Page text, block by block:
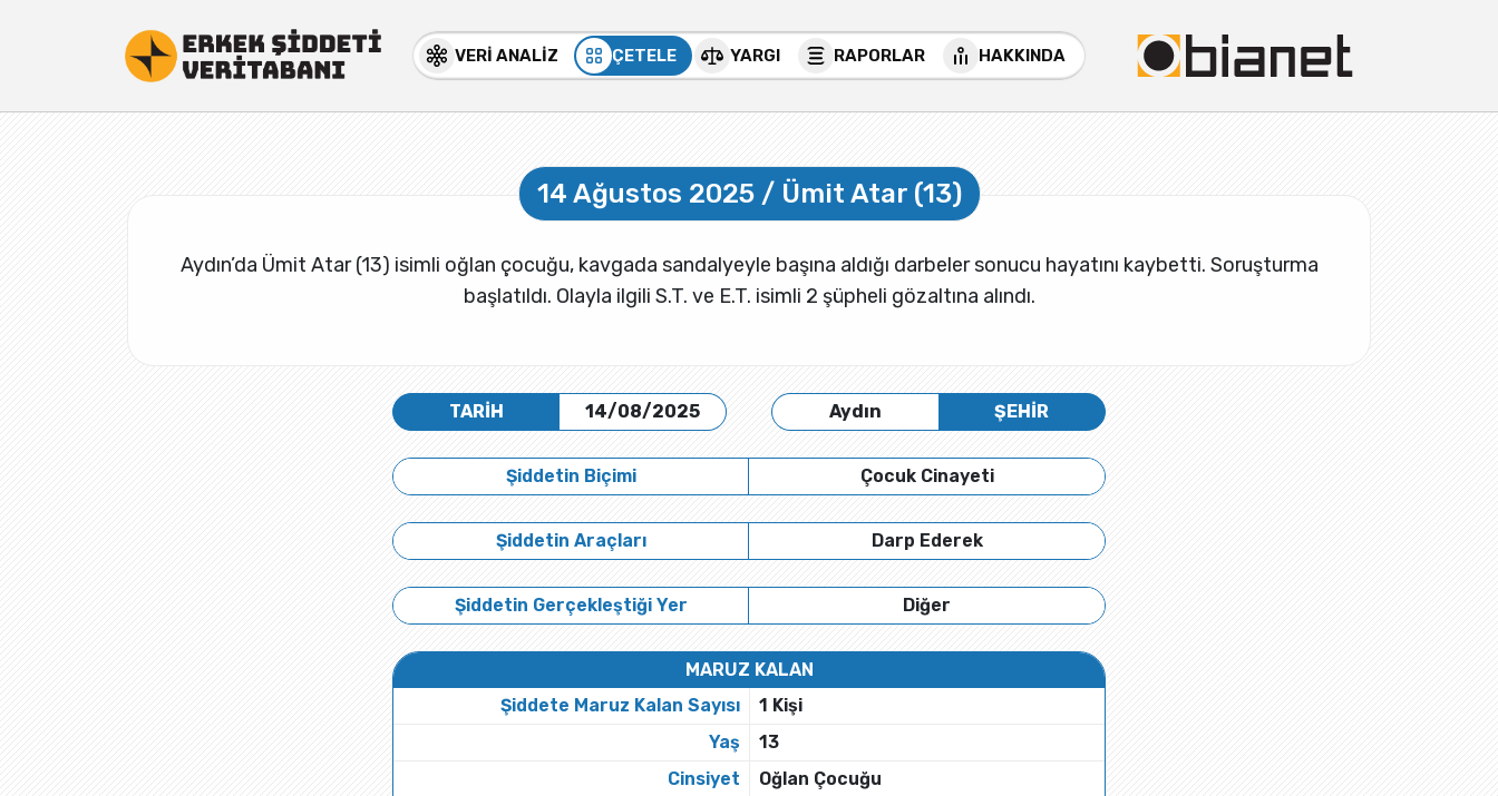
VERİ ANALİZ ÇETELE YARGI RAPORLAR HAKKINDA
14 Ağustos 2025 / Ümit Atar (13)
Aydın’da Ümit Atar (13) isimli oğlan çocuğu, kavgada sandalyeyle başına aldığı darbeler sonucu hayatını kaybetti. Soruşturma
başlatıldı. Olayla ilgili S.T. ve E.T. isimli 2 şüpheli gözaltına alındı.
TARİH 14/08/2025 Aydın ŞEHİR
Şiddetin Biçimi Çocuk Cinayeti
Şiddetin Araçları Darp Ederek
Şiddetin Gerçekleştiği Yer Diğer
MARUZ KALAN
Şiddete Maruz Kalan Sayısı
1 Kişi
Yaş
13
Cinsiyet
Oğlan Çocuğu